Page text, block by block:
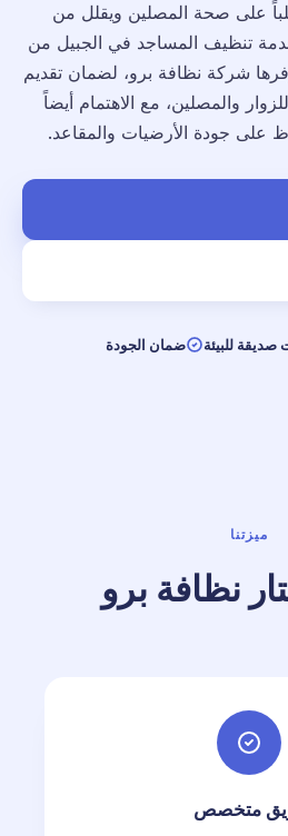
على صحة المصلين ويقلل من
تنظيف المساجد في الجبيل من
شركة نظافة برو، لضمان تقديم
والمصلين، مع الاهتمام أيضاً
على جودة الأرضيات والمقاعد.
صديقة للبيئة
ضمان الجودة
ميزتنا
نظافة برو
متخصص